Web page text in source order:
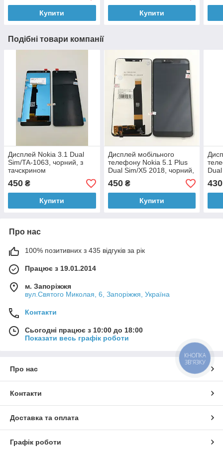
Купити Купити
Подібні товари компанії
Дисплей Nokia 3.1 Dual
Sim/TA-1063, чорний, з
тачскрином
450 ₴
Купити
Дисплей мобільного
телефону Nokia 5.1 Plus
Dual Sim/X5 2018, чорний,
450₴
Купити
430
Про нас
100% позитивних з 435 відгуків за рік
Працює з 19.01.2014
м. Запоріжжя
вул.Святого Миколая, 6, Запоріжжя, Україна
Контакти
Сьогодні працює з 10:00 до 18:00
Показати весь графік роботи
Про нас
Контакти
Доставка та оплата
Графік роботи
КНОПКА
ЗВ'ЯЗКУ